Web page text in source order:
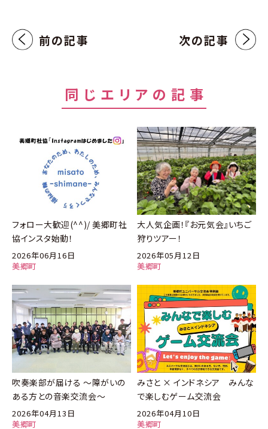
前の記事 次の記事
同じエリアの記事
美郷町
2026年06月16日
フォロー大歓迎(^^)/ 美郷町社
協インスタ始動！
美郷町
2026年05月12日
大人気企画！『お元気会』いちご
狩りツアー！
美郷町
2026年04月13日
吹奏楽部が届ける ～障がいの
ある方との音楽交流会～
美郷町
2026年04月10日
みさと × インドネシア みんな
で楽しむゲーム交流会